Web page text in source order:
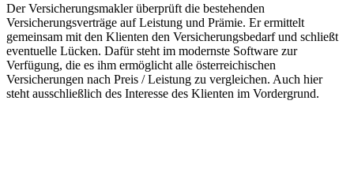
Der Versicherungsmakler überprüft die bestehenden
Versicherungsverträge auf Leistung und Prämie. Er ermittelt
gemeinsam mit den Klienten den Versicherungsbedarf und schließt
eventuelle Lücken. Dafür steht im modernste Software zur
Verfügung, die es ihm ermöglicht alle österreichischen
Versicherungen nach Preis / Leistung zu vergleichen. Auch hier
steht ausschließlich des Interesse des Klienten im Vordergrund.